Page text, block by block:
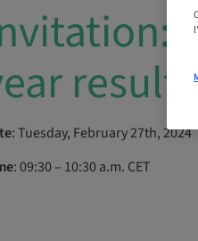
results
: Tuesday, February 27th, 2024
: 09:30 – 10:30 a.m. CET